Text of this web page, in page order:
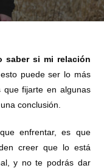
saber si mi relación
puede ser lo más
que fijarte en algunas
conclusión.
enfrentar, es que
creer que lo está
y no te podrás dar